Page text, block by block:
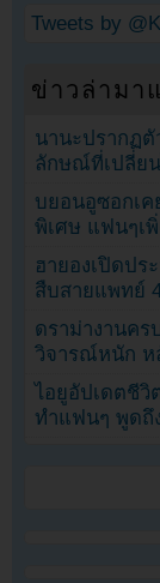
Tweets by
ข่าวล่ามา
นานะปรากฏ
ลักษณ์ที่เปลี่ยน
บยอนอูซอกเค
พิเศษ แฟนๆเ
ฮายองเปิดปร
สืบสายแพทย์
ดราม่างานคร
วิจารณ์หนัก ห
ไอยูอัปเดตชีวิ
ทำแฟนๆ พูดถึ